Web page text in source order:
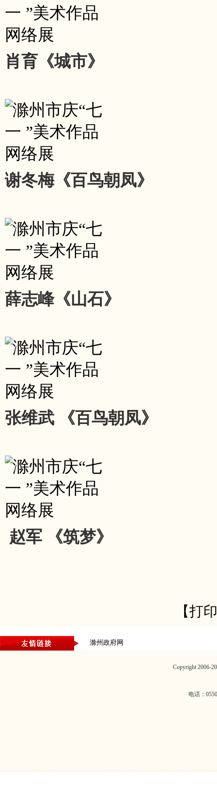
肖育《城市》
谢冬梅《百鸟朝凤》
薛志峰《山石》
张维武 《百鸟朝凤》
赵军 《筑梦》
【打
滁州政府网
Copyright 2006-
电话：